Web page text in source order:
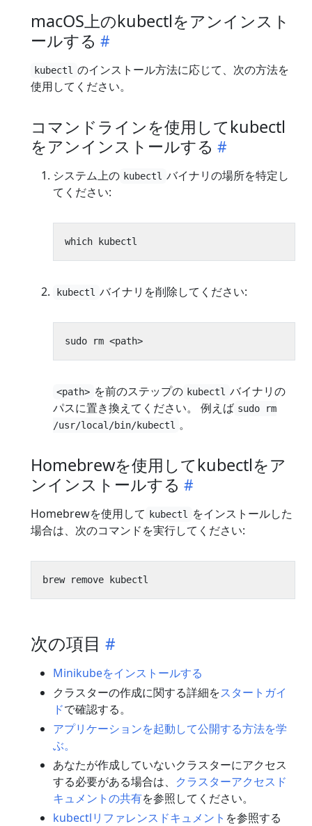
macOS上のkubectlをアンインスト
ールする
kubectl のインストール方法に応じて、次の方法を
使用してください。
コマンドラインを使用してkubectl
をアンインストールする
システム上の kubectl バイナリの場所を特定し
てください:
kubectl バイナリを削除してください:
<path> を前のステップの kubectl バイナリの
パスに置き換えてください。 例えば sudo rm
/usr/local/bin/kubectl 。
Homebrewを使用してkubectlをア
ンインストールする
Homebrewを使用して kubectl
をインストールした
場合は、次のコマンドを実行してください:
次の項目
Minikubeをインストールする
クラスターの作成に関する詳細をスタートガイ
ドで確認する。
アプリケーションを起動して公開する方法を学
ぶ。
あなたが作成していないクラスターにアクセス
する必要がある場合は、 クラスターアクセスド
キュメントの共有を参照してください。
kubectlリファレンスドキュメント を参照する